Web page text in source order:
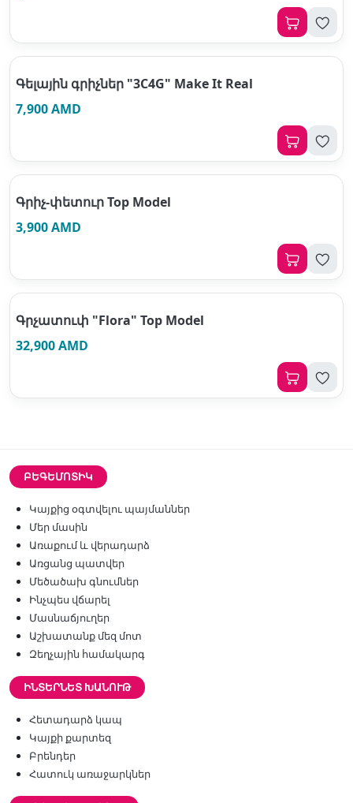
Գելային գրիչներ "3C4G" Make It Real
7,900 AMD
Գրիչ-փետուր Top Model
3,900 AMD
Գրչատուփ "Flora" Top Model
32,900 AMD
ԲԵԳԵՄՈՏԻԿ
Կայքից օգտվելու պայմաններ
Մեր մասին
Առաքում և վերադարձ
Առցանց պատվեր
Մեծածախ գնումներ
Ինչպես վճարել
Մասնաճյուղեր
Աշխատանք մեզ մոտ
Զեղչային համակարգ
ԻՆՏԵՐՆԵՏ ԽԱՆՈՒԹ
Հետադարձ կապ
Կայքի քարտեզ
Բրենդեր
Հատուկ առաջարկներ